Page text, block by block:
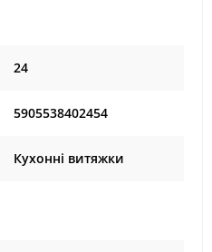
24
5905538402454
Кухонні витяжки